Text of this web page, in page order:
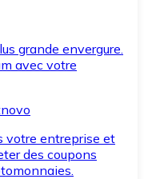
grande envergure.
avec votre
votre entreprise et
des coupons